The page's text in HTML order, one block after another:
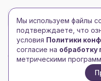
Toggle navigation
Toggle navigation
Главная/Футболки и
Футболка Imperial 190,
Мы используем файлы
подтверждаете, что
условия Политики
согласие на
метрическими